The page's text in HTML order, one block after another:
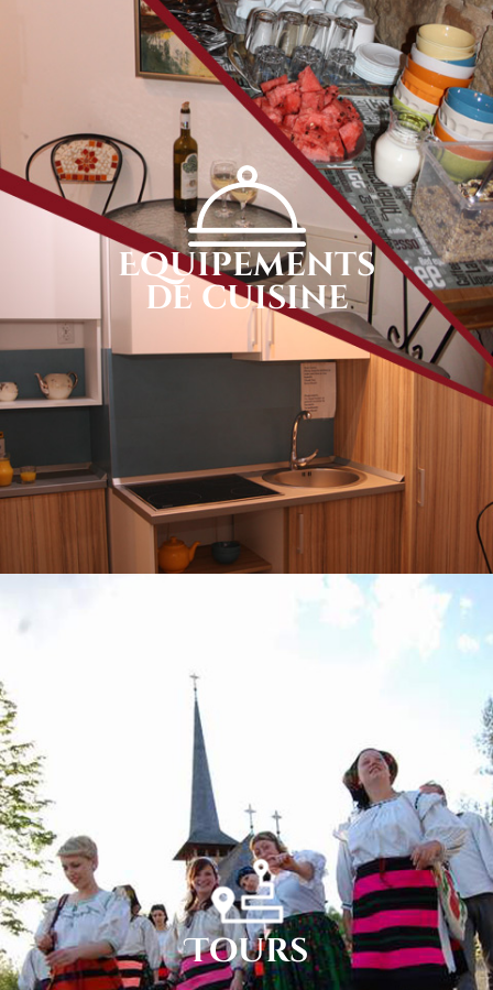
Equipements
de cuisine
Tours